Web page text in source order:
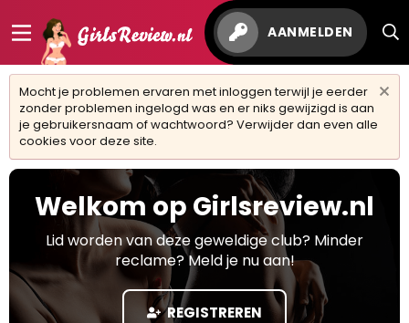
AANMELDEN
Mocht je problemen ervaren met inloggen terwijl je eerder
zonder problemen ingelogd was en er niks gewijzigd is aan
je gebruikersnaam of wachtwoord? Verwijder dan even alle
cookies voor deze site.
Welkom op Girlsreview.nl
Lid worden van deze geweldige club? Minder
reclame? Meld je nu aan!
REGISTREREN